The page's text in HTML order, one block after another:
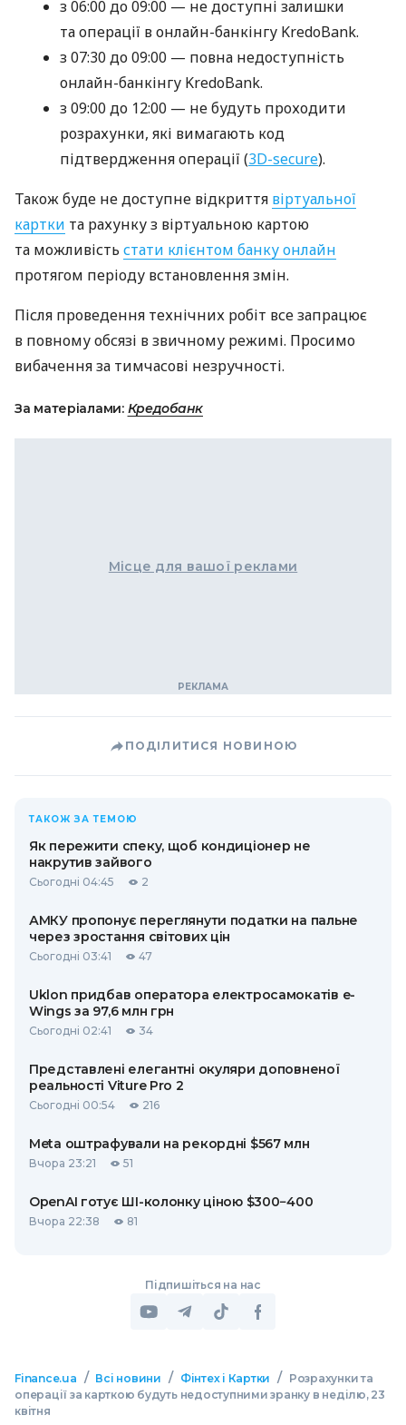
з 06:00 до 09:00 — не доступні залишки
та операції в онлайн-банкінгу KredoBank.
з 07:30 до 09:00 — повна недоступність
онлайн-банкінгу KredoBank.
з 09:00 до 12:00 — не будуть проходити
розрахунки, які вимагають код
підтвердження операції (3D-secure).
Також буде не доступне відкриття віртуальної
картки та рахунку з віртуальною картою
та можливість стати клієнтом банку онлайн
протягом періоду встановлення змін.
Після проведення технічних робіт все запрацює
в повному обсязі в звичному режимі. Просимо
вибачення за тимчасові незручності.
За матеріалами: Кредобанк
Місце для вашої реклами
ПОДІЛИТИСЯ НОВИНОЮ
ТАКОЖ ЗА ТЕМОЮ
Як пережити спеку, щоб кондиціонер не
накрутив зайвого
Сьогодні 04:45 2
АМКУ пропонує переглянути податки на пальне
через зростання світових цін
Сьогодні 03:41 47
Uklon придбав оператора електросамокатів e-
Wings за 97,6 млн грн
Сьогодні 02:41 34
Представлені елегантні окуляри доповненої
реальності Viture Pro 2
Сьогодні 00:54 216
Meta оштрафували на рекордні $567 млн
Вчора 23:21 51
OpenAI готує ШІ-колонку ціною $300−400
Вчора 22:38 81
Підпишіться на нас
Finance.ua / Всі новини / Фінтех і Картки /
Розрахунки та
операції за карткою будуть недоступними зранку в неділю, 23
квітня